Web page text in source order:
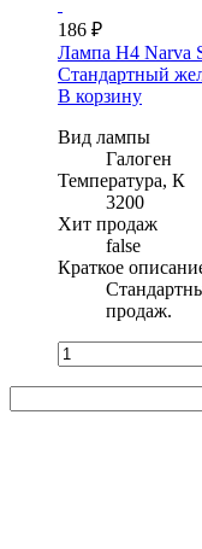
186 ₽
Лампа H4 Narva
Стандартный
В корзину
Вид лампы
Галоген
Температура, К
3200
Хит продаж
false
Краткое
продаж.